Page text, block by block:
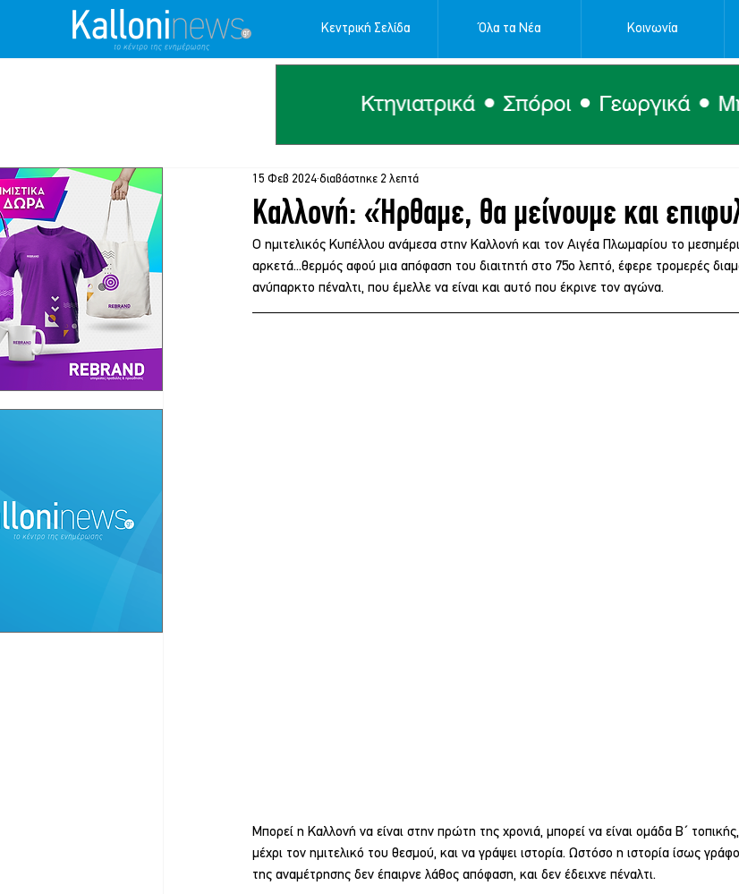
Κεντρική Σελίδα Όλα τα Νέα Κοινωνία
Καλλονή: «Ήρθαμε, θα μείνουμε και
15 Φεβ 2024 διαβάστηκε 2 λεπτά
Ο ημιτελικός Κυπέλλου ανάμεσα στην Καλλονή και τον Αιγέα Πλωμαρίου το
αρκετά...θερμός αφού μια απόφαση του διαιτητή στο 75ο λεπτό, έφερε τρομερές
ανύπαρκτο πέναλτι, που έμελλε να είναι και αυτό που έκρινε τον αγώνα.
Μπορεί η Καλλονή να είναι στην πρώτη της χρονιά, μπορεί να είναι ομάδα Β΄
μέχρι τον ημιτελικό του θεσμού, και να γράψει ιστορία. Ωστόσο η ιστορία ίσως
της αναμέτρησης δεν έπαιρνε λάθος απόφαση, και δεν έδειχνε πέναλτι.